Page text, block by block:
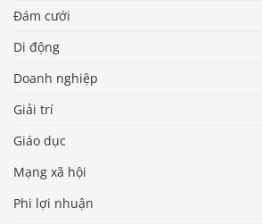
Đám cưới
Di động
Doanh nghiệp
Giải trí
Giáo dục
Mạng xã hội
Phi lợi nhuận